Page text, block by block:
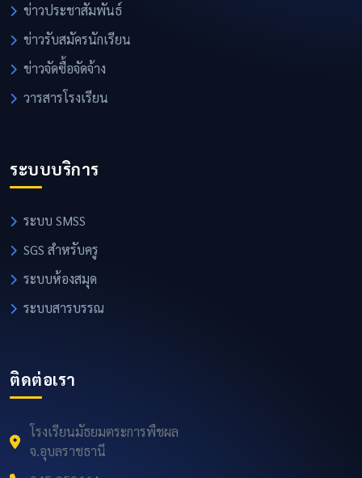
ข่าวประชาสัมพันธ์
ข่าวรับสมัครนักเรียน
ข่าวจัดซื้อจัดจ้าง
วารสารโรงเรียน
ระบบบริการ
ระบบ SMSS
SGS สำหรับครู
ระบบห้องสมุด
ระบบสารบรรณ
ติดต่อเรา
โรงเรียนมัธยมตระการพืชผล
จ.อุบลราชธานี